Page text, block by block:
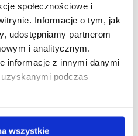
społecznościowe i
Informacje o tym, jak
udostępniamy partnerom
i analitycznym.
informacje z innymi danymi
podczas
wszystkie